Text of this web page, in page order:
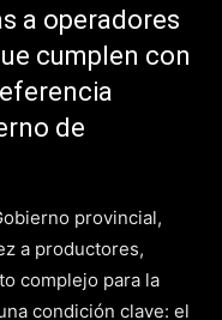
a operadores
cumplen con
de
provincial,
a productores,
complejo para la
condición clave: el